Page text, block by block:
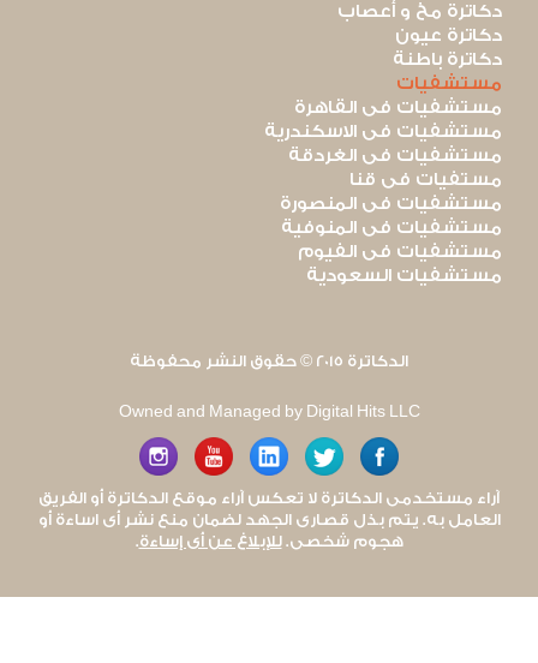
دكاترة مخ و أعصاب
دكاترة عيون
دكاترة باطنة
مستشفيات
مستشفيات فى القاهرة
مستشفيات فى الاسكندرية
مستشفيات فى الغردقة
مستفيات فى قنا
مستشفيات فى المنصورة
مستشفيات فى المنوفية
مستشفيات فى الفيوم
مستشفيات السعودية
الدكاترة 2015 © حقوق النشر محفوظة
Owned and Managed by Digital Hits LLC
آراء مستخدمى الدكاترة لا تعكس آراء موقع الدكاترة أو الفريق
العامل به. يتم بذل قصارى الجهد لضمان منع نشر أى اساءة أو
هجوم شخصى. للإبلاغ عن أى إساءة.